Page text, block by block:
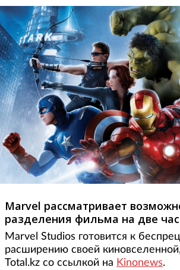
Marvel рассматривает
разделения фильма на две
Marvel Studios готовится к
расширению своей
Total.kz со ссылкой на Kinonews.